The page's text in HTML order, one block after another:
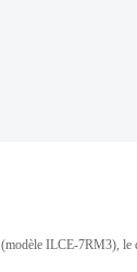
(modèle ILCE-7RM3), le